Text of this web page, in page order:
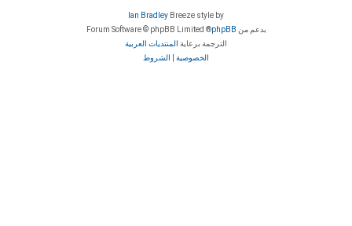
Breeze style by
Ian Bradley
بدعم من phpBB
® Forum Software © phpBB Limited
الترجمة برعاية المنتديات العربية
الخصوصية
الشروط